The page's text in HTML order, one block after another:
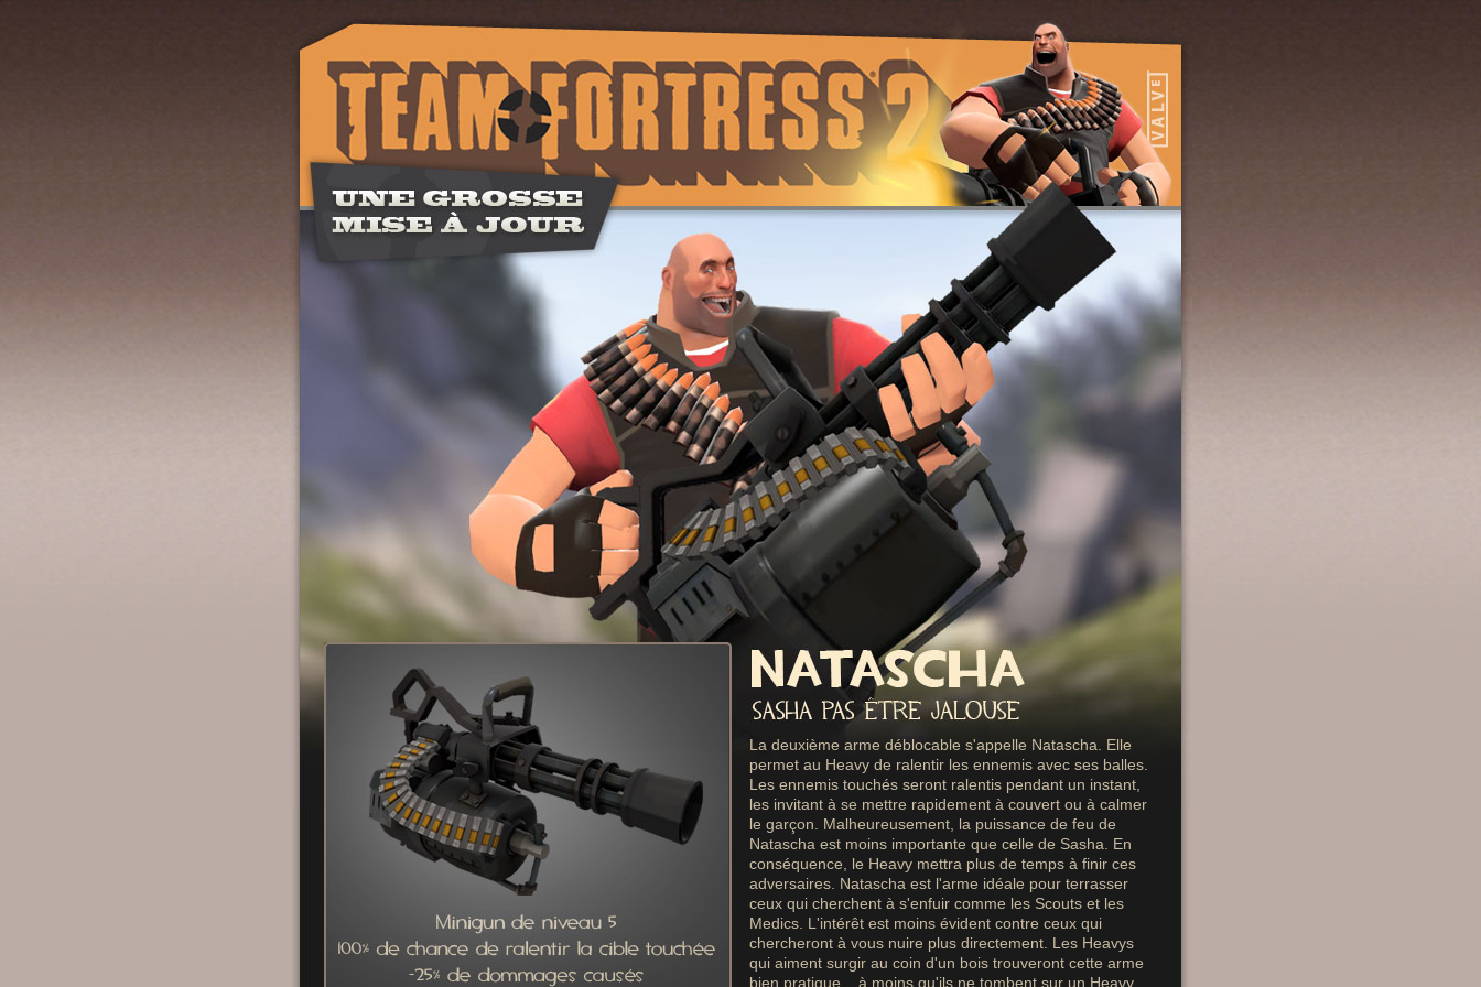
La deuxième arme déblocable s'appelle Natascha. Elle
permet au Heavy de ralentir les ennemis avec ses balles.
Les ennemis touchés seront ralentis pendant un instant,
les invitant à se mettre rapidement à couvert ou à calmer
le garçon. Malheureusement, la puissance de feu de
Natascha est moins importante que celle de Sasha. En
conséquence, le Heavy mettra plus de temps à finir ces
adversaires. Natascha est l'arme idéale pour terrasser
ceux qui cherchent à s'enfuir comme les Scouts et les
Medics. L'intérêt est moins évident contre ceux qui
chercheront à vous nuire plus directement. Les Heavys
qui aiment surgir au coin d'un bois trouveront cette arme
bien pratique... à moins qu'ils ne tombent sur un Heavy